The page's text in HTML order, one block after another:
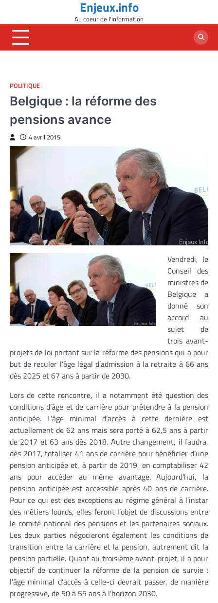
content
Enjeux.info
Au coeur de l'information
POLITIQUE
Belgique : la réforme des
pensions avance
4 avril 2015
Vendredi, le
Conseil des
ministres de
Belgique a
donné son
accord au
sujet de
trois avant-
projets de loi portant sur la réforme des pensions qui a pour
but de reculer l’âge légal d’admission à la retraite à 66 ans
dès 2025 et 67 ans à partir de 2030.
Lors de cette rencontre, il a notamment été question des
conditions d’âge et de carrière pour prétendre à la pension
anticipée. L’âge minimal d’accès à cette dernière est
actuellement de 62 ans mais sera porté à 62,5 ans à partir
de 2017 et 63 ans dès 2018. Autre changement, il faudra,
dès 2017, totaliser 41 ans de carrière pour bénéficier d’une
pension anticipée et, à partir de 2019, en comptabiliser 42
ans pour accéder au même avantage. Aujourd’hui, la
pension anticipée est accessible après 40 ans de carrière.
Pour ce qui est des exceptions au régime général à l’instar
des métiers lourds, elles feront l’objet de discussions entre
le comité national des pensions et les partenaires sociaux.
Les deux parties négocieront également les conditions de
transition entre la carrière et la pension, autrement dit la
pension partielle. Quant au troisième avant-projet, il a pour
objectif de continuer la réforme de la pension de survie :
l’âge minimal d’accès à celle-ci devrait passer, de manière
progressive, de 50 à 55 ans à l’horizon 2030.